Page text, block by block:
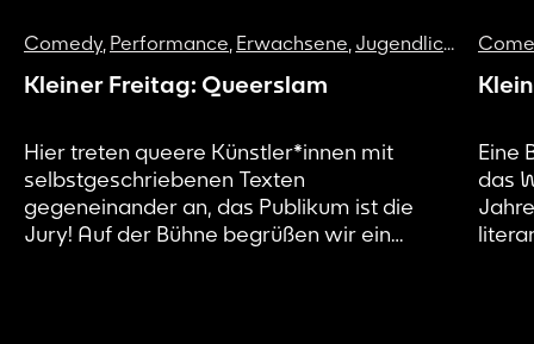
Comedy, Performance, Erwachsene, Jugendliche
Kleiner Freitag: Queerslam
Hier treten queere Künstler*innen mit
selbstgeschriebenen Texten
gegeneinander an, das Publikum ist die
Jury! Auf der Bühne begrüßen wir ein
Eine
das